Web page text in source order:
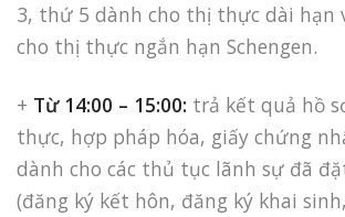
3, thứ 5 dành cho thị thực dài hạn
cho thị thực ngắn hạn Schengen.
+ Từ 14:00 – 15:00: trả kết quả hồ
thực, hợp pháp hóa, giấy chứng
dành cho các thủ tục lãnh sự đã
(đăng ký kết hôn, đăng ký khai